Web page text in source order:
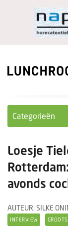
Categorieën
Ondernemen in...
Ondernemen
Nieuwe
Columns
Loesje
avonds
AUTEUR: SILKE
INTERVIEW